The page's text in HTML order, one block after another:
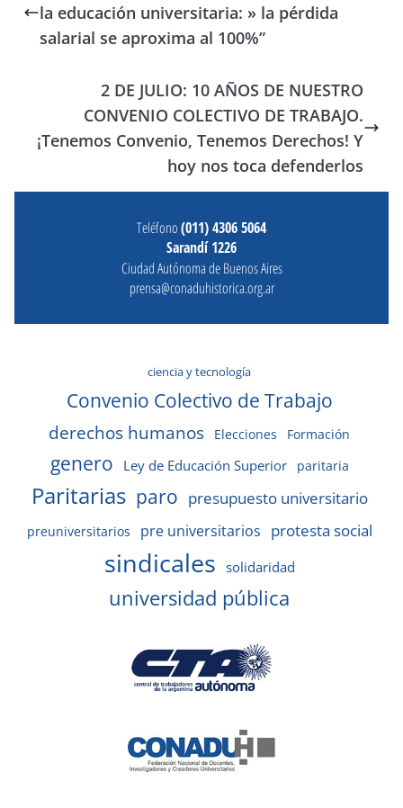
la educación universitaria: » la pérdida
salarial se aproxima al 100%”
2 DE JULIO: 10 AÑOS DE NUESTRO
CONVENIO COLECTIVO DE TRABAJO.
¡Tenemos Convenio, Tenemos Derechos! Y
hoy nos toca defenderlos
Teléfono(011) 4306 5064
Sarandí 1226
Ciudad Autónoma de Buenos Aires
prensa@conaduhistorica.org.ar
ciencia y tecnología
Convenio Colectivo de Trabajo
derechos humanos Elecciones Formación
genero Ley de Educación Superior paritaria
Paritarias paro presupuesto universitario
preuniversitarios pre universitarios protesta social
sindicales solidaridad
universidad pública